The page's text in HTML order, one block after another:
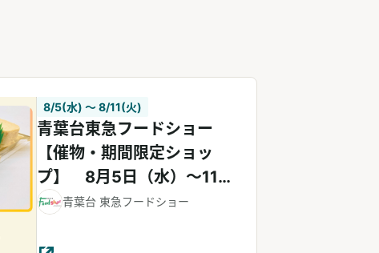
8/5(水) 〜 8/11(火)
青葉台東急フードショー
【催物・期間限定ショッ
プ】 8月5日（水）～11日
（火・祝）
青葉台 東急フードショー